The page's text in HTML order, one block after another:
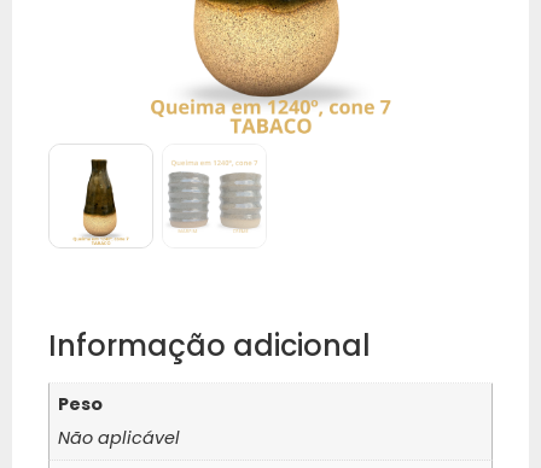
Informação adicional
Peso
Não aplicável